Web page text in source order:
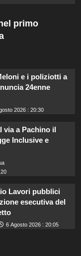
primo
e i poliziotti a
24enne
2026 : 20:30
via a Pachino il
Inclusive e
Lavori pubblici
esecutiva del
6 Agosto 2026 : 20:05